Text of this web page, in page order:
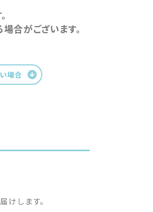
合がございます。
場合
けします。